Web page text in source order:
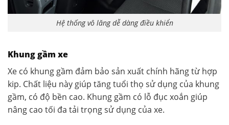
Hệ thống vô lăng dễ dàng điều khiển
Khung gầm xe
Xe có khung gầm đảm bảo sản xuất chính hãng từ hợp
kip. Chất liệu này giúp tăng tuổi thọ sử dụng của khung
gầm, có độ bền cao. Khung gầm có lỗ đục xoắn giúp
nâng cao tối đa tải trọng sử dụng của xe.